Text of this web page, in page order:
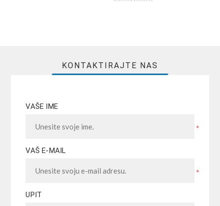
KONTAKTIRAJTE NAS
VAŠE IME
*
VAŠ E-MAIL
*
UPIT